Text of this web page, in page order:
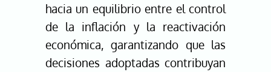
hacia un equilibrio entre el control
de la inflación y la reactivación
económica, garantizando que las
decisiones adoptadas contribuyan